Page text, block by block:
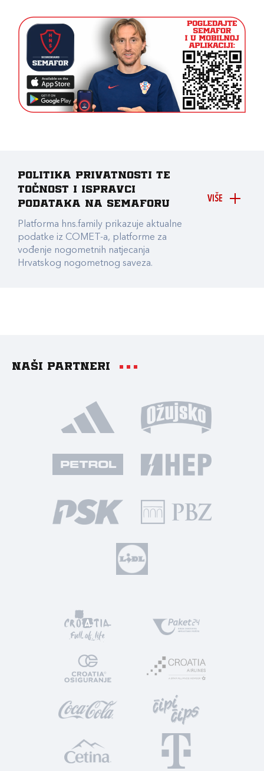
VIŠE
Politika privatnosti te
točnost i ispravci
podataka na Semaforu
Platforma hns.family prikazuje aktualne
podatke iz COMET-a, platforme za
vođenje nogometnih natjecanja
Hrvatskog nogometnog saveza.
Naši partneri